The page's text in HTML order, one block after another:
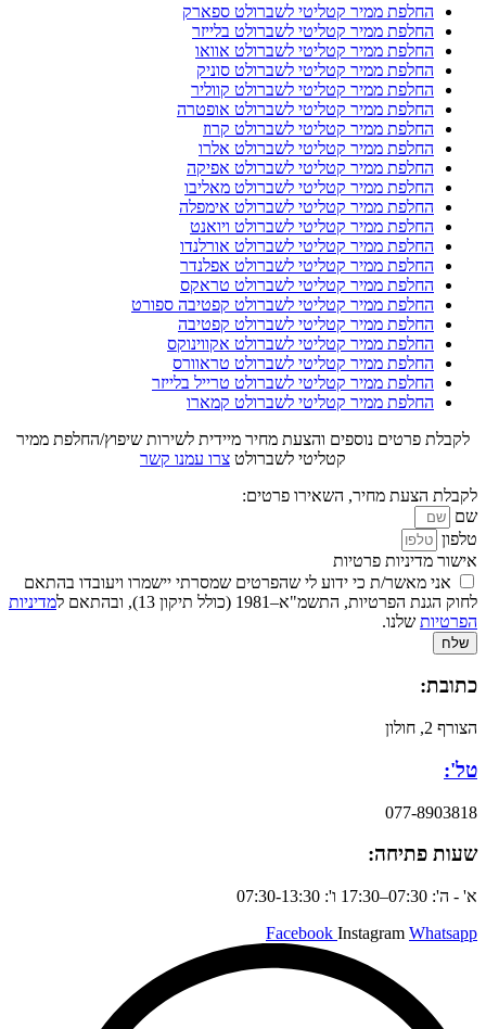
החלפת ממיר קטליטי לשברולט ספארק
החלפת ממיר קטליטי לשברולט בלייזר
החלפת ממיר קטליטי לשברולט אוואו
החלפת ממיר קטליטי לשברולט סוניק
החלפת ממיר קטליטי לשברולט קווליר
החלפת ממיר קטליטי לשברולט אופטרה
החלפת ממיר קטליטי לשברולט קרוז
החלפת ממיר קטליטי לשברולט אלרו
החלפת ממיר קטליטי לשברולט אפיקה
החלפת ממיר קטליטי לשברולט מאליבו
החלפת ממיר קטליטי לשברולט אימפלה
החלפת ממיר קטליטי לשברולט ויואנט
החלפת ממיר קטליטי לשברולט אורלנדו
החלפת ממיר קטליטי לשברולט אפלנדר
החלפת ממיר קטליטי לשברולט טראקס
החלפת ממיר קטליטי לשברולט קפטיבה ספורט
החלפת ממיר קטליטי לשברולט קפטיבה
החלפת ממיר קטליטי לשברולט אקווינוקס
החלפת ממיר קטליטי לשברולט טראוורס
החלפת ממיר קטליטי לשברולט טרייל בלייזר
החלפת ממיר קטליטי לשברולט קמארו
לקבלת פרטים נוספים והצעת מחיר מיידית לשירות שיפוץ/החלפת ממיר
קטליטי לשברולט צרו עמנו קשר
לקבלת הצעת מחיר, השאירו פרטים:
שם
טלפון
אישור מדיניות פרטיות
אני מאשר/ת כי ידוע לי שהפרטים שמסרתי יישמרו ויעובדו בהתאם
לחוק הגנת הפרטיות, התשמ"א–1981 (כולל תיקון 13), ובהתאם ל
מדיניות
הפרטיות שלנו.
שלח
כתובת:
הצורף 2, חולון
טל':
077-8903818
שעות פתיחה:
א' - ה': 07:30–17:30 ו': 07:30-13:30
Facebook Instagram Whatsapp